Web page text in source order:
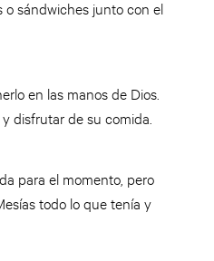
o sándwiches junto con el
en las manos de Dios.
disfrutar de su comida.
para el momento, pero
todo lo que tenía y